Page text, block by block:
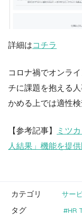
詳細はコチラ
コロナ禍でオンラ
チに課題を抱える
かめる上では適性
【参考記事】
ミツ
人結果」機能を提
カテゴリ サー
タグ HR